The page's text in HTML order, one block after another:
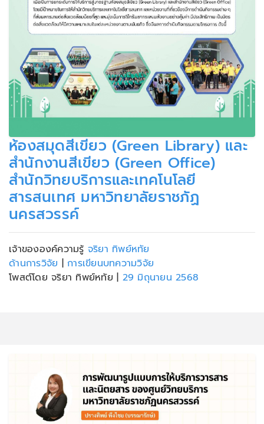
ห้องสมุดสีเขียว (Green Library) และ
สำนักงานสีเขียว (Green Office)
สำนักวิทยบริการและเทคโนโลยี
สารสนเทศ มหาวิทยาลัยราชภัฏ
นครสวรรค์
เจ้าขององค์ความรู้ จริยา ทิพย์หทัย
ด้านการวิจัย | การเขียนบทความวิจัย
โพสต์โดย จริยา ทิพย์หทัย | 29 มิถุนายน 2568